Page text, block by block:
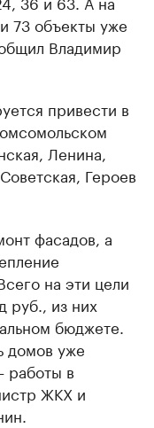
73 объекты уже
Владимир
привести в
Ленина,
Героев
фасадов, а
на эти цели
руб., из них
бюджете.
домов уже
работы в
ЖКХ и